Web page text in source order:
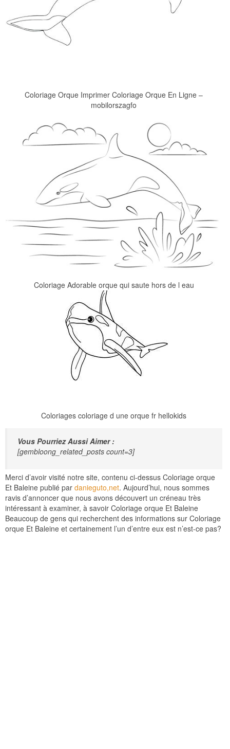
Coloriage Orque Imprimer Coloriage Orque En Ligne –
mobilorszagfo
Coloriage Adorable orque qui saute hors de l eau
Coloriages coloriage d une orque fr hellokids
Vous Pourriez Aussi Aimer :
[gembloong_related_posts count=3]
Merci d’avoir visité notre site, contenu ci-dessus Coloriage orque
Et Baleine publié par danieguto,net. Aujourd’hui, nous sommes
ravis d’annoncer que nous avons découvert un créneau très
intéressant à examiner, à savoir Coloriage orque Et Baleine
Beaucoup de gens qui recherchent des informations sur Coloriage
orque Et Baleine et certainement l’un d’entre eux est n’est-ce pas?